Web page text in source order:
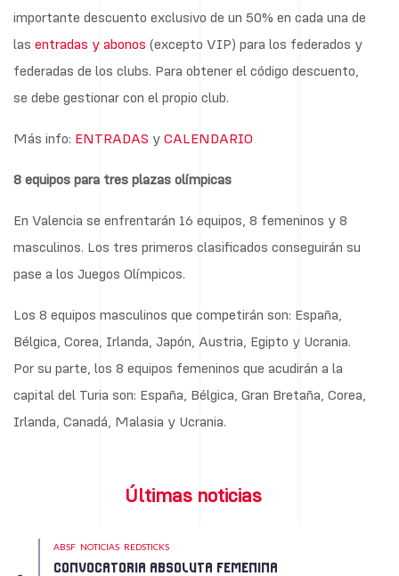
importante descuento exclusivo de un 50% en cada una de
las entradas y abonos (excepto VIP) para los federados y
federadas de los clubs. Para obtener el código descuento,
se debe gestionar con el propio club.
Más info: ENTRADAS y CALENDARIO
8 equipos para tres plazas olímpicas
En Valencia se enfrentarán 16 equipos, 8 femeninos y 8
masculinos. Los tres primeros clasificados conseguirán su
pase a los Juegos Olímpicos.
Los 8 equipos masculinos que competirán son: España,
Bélgica, Corea, Irlanda, Japón, Austria, Egipto y Ucrania.
Por su parte, los 8 equipos femeninos que acudirán a la
capital del Turia son: España, Bélgica, Gran Bretaña, Corea,
Irlanda, Canadá, Malasia y Ucrania.
Últimas noticias
ABSF NOTICIAS REDSTICKS
CONVOCATORIA ABSOLUTA FEMENINA